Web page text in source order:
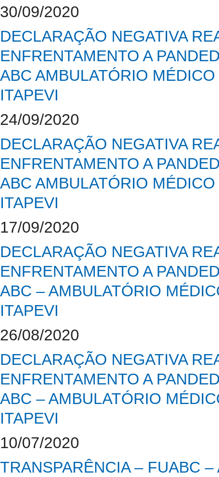
30/09/2020
DECLARAÇÃO NEGATIVA
ENFRENTAMENTO A
ABC AMBULATÓRIO
ITAPEVI
24/09/2020
DECLARAÇÃO NEGATIVA
ENFRENTAMENTO A
ABC AMBULATÓRIO
ITAPEVI
17/09/2020
DECLARAÇÃO NEGATIVA
ENFRENTAMENTO A
ABC – AMBULATÓRIO
ITAPEVI
26/08/2020
DECLARAÇÃO NEGATIVA
ENFRENTAMENTO A
ABC – AMBULATÓRIO
ITAPEVI
10/07/2020
TRANSPARÊNCIA – FUABC